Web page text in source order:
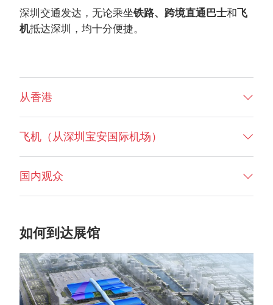
深圳交通发达，无论乘坐铁路、跨境直通巴士和飞
机抵达深圳，均十分便捷。
从香港
飞机（从深圳宝安国际机场）
国内观众
如何到达展馆